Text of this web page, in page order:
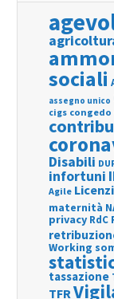
sociali
assegno unico
cigs congedo
Disabili
infortuni
Agile
maternità
privacy RdC
Working
tassazione
TFR